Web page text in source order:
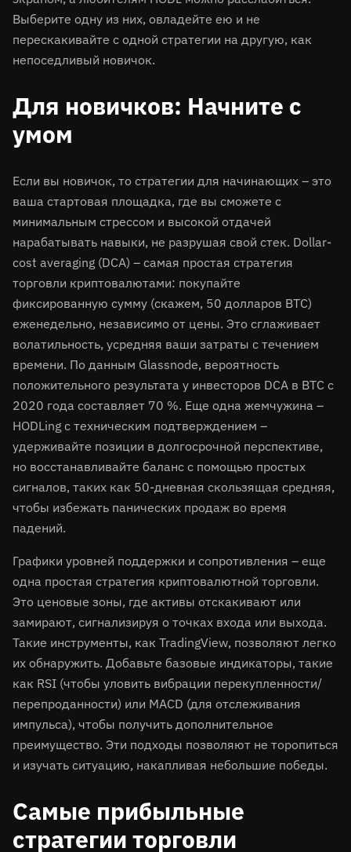
Выберите одну из них, овладейте ею и не
перескакивайте с одной стратегии на другую, как
непоседливый новичок.
Для новичков: Начните с
умом
Если вы новичок, то стратегии для начинающих – это
ваша стартовая площадка, где вы сможете с
минимальным стрессом и высокой отдачей
нарабатывать навыки, не разрушая свой стек. Dollar-
cost averaging (DCA) – самая простая стратегия
торговли криптовалютами: покупайте
фиксированную сумму (скажем, 50 долларов BTC)
еженедельно, независимо от цены. Это сглаживает
волатильность, усредняя ваши затраты с течением
времени. По данным Glassnode, вероятность
положительного результата у инвесторов DCA в BTC с
2020 года составляет 70 %. Еще одна жемчужина –
HODLing с техническим подтверждением –
удерживайте позиции в долгосрочной перспективе,
но восстанавливайте баланс с помощью простых
сигналов, таких как 50-дневная скользящая средняя,
чтобы избежать панических продаж во время
падений.
Графики уровней поддержки и сопротивления – еще
одна простая стратегия криптовалютной торговли.
Это ценовые зоны, где активы отскакивают или
замирают, сигнализируя о точках входа или выхода.
Такие инструменты, как TradingView, позволяют легко
их обнаружить. Добавьте базовые индикаторы, такие
как RSI (чтобы уловить вибрации перекупленности/
перепроданности) или MACD (для отслеживания
импульса), чтобы получить дополнительное
преимущество. Эти подходы позволяют не торопиться
и изучать ситуацию, накапливая небольшие победы.
Самые прибыльные
стратегии торговли